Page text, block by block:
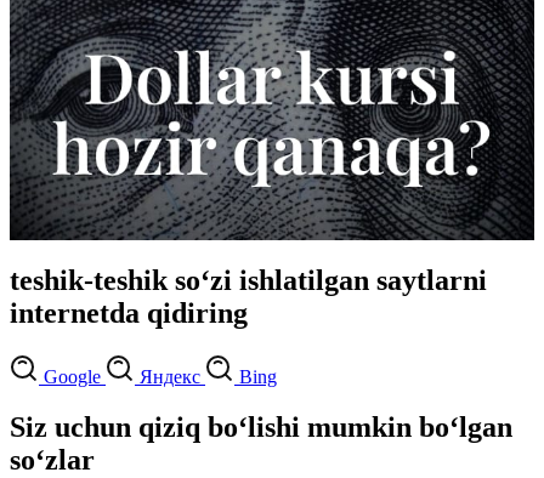
teshik-teshik so‘zi ishlatilgan saytlarni
internetda qidiring
Google Яндекс Bing
Siz uchun qiziq bo‘lishi mumkin bo‘lgan
so‘zlar